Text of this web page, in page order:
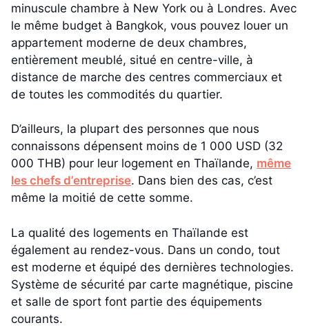
minuscule chambre à New York ou à Londres. Avec
le même budget à Bangkok, vous pouvez louer un
appartement moderne de deux chambres,
entièrement meublé, situé en centre-ville, à
distance de marche des centres commerciaux et
de toutes les commodités du quartier.
D’ailleurs, la plupart des personnes que nous
connaissons dépensent moins de 1 000 USD (32
000 THB) pour leur logement en Thaïlande, même
les chefs d’entreprise. Dans bien des cas, c’est
même la moitié de cette somme.
La qualité des logements en Thaïlande est
également au rendez-vous. Dans un condo, tout
est moderne et équipé des dernières technologies.
Système de sécurité par carte magnétique, piscine
et salle de sport font partie des équipements
courants.